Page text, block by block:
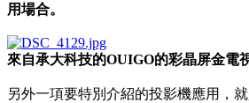
用場合。
來自承大科技的OUIGO的彩晶屏金電
另外一項要特別介紹的投影機應用，